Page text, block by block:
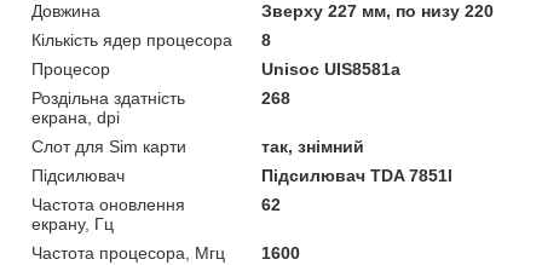
Довжина
Зверху 227 мм, по низу 220
Кількість ядер процесора
8
Процесор
Unisoc UIS8581a
Роздільна здатність
екрана, dpi
268
Слот для Sim карти
так, знімний
Підсилювач
Підсилювач TDA 7851l
Частота оновлення
екрану, Гц
62
Частота процесора, Мгц
1600